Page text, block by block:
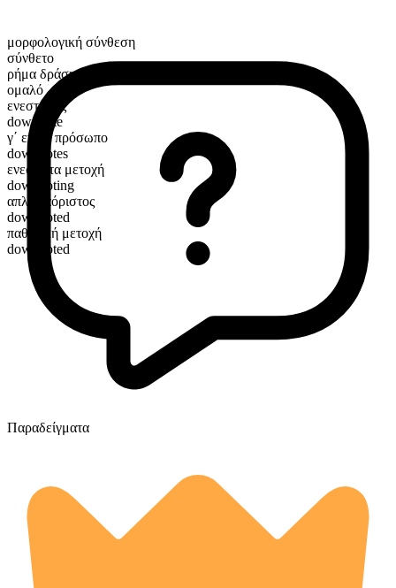
μορφολογική σύνθεση
σύνθετο
ρήμα δράσης
ομαλό
ενεστώτας
downvote
γ΄ ενικό πρόσωπο
downvotes
ενεστώτα μετοχή
downvoting
απλός αόριστος
downvoted
παθητική μετοχή
downvoted
Παραδείγματα